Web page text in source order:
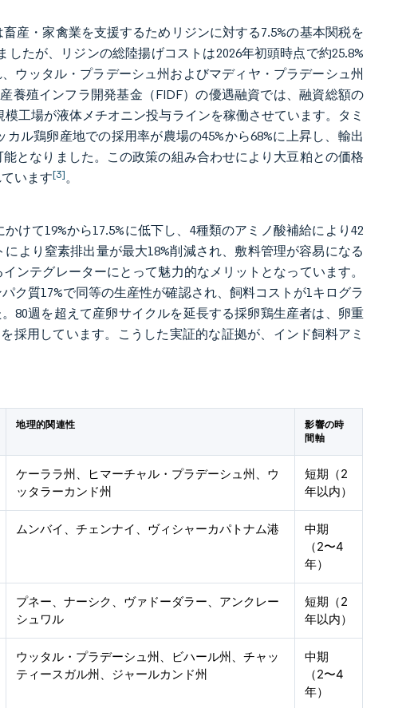
産・家禽業を支援するためリジンに対する7.5%の基本関税を
たが、リジンの総陸揚げコストは2026年初頭時点で約25.8%
ウッタル・プラデーシュ州およびマディヤ・プラデーシュ州
養殖インフラ開発基金（FIDF）の優遇融資では、融資総額の
工場が液体メチオニン投与ラインを稼働させています。タミ
ル鶏卵産地での採用率が農場の45%から68%に上昇し、輸出
となりました。この政策の組み合わせにより大豆粕との価格
います[3]。
けて19%から17.5%に低下し、4種類のアミノ酸補給により42
より窒素排出量が最大18%削減され、敷料管理が容易になる
ンテグレーターにとって魅力的なメリットとなっています。
ク質17%で同等の生産性が確認され、飼料コストが1キログラ
80週を超えて産卵サイクルを延長する採卵鶏生産者は、卵重
採用しています。こうした実証的な証拠が、インド飼料アミ
地理的関連性
影響の時
間軸
ケーララ州、ヒマーチャル・プラデーシュ州、ウ
ッタラーカンド州
短期（2
年以内）
ムンバイ、チェンナイ、ヴィシャーカパトナム港
中期
（2〜4
年）
プネー、ナーシク、ヴァドーダラー、アンクレー
シュワル
短期（2
年以内）
ウッタル・プラデーシュ州、ビハール州、チャッ
ティースガル州、ジャールカンド州
中期
（2〜4
年）